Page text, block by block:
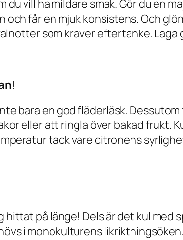
du vill ha mildare smak. Gör du en
får en mjuk konsistens. Och
som kräver eftertanke. Laga
!
bara en god fläderläsk.
eller att ringla över bakad frukt.
tack vare citronens
på länge! Dels är det kul med
i monokulturens